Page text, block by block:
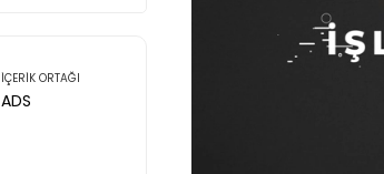
İÇERİK ORTAĞI
ADS